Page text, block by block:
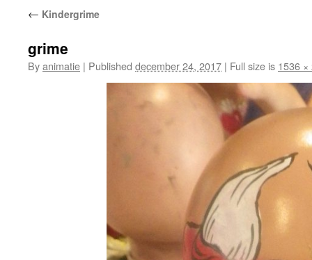
← Kindergrime
grime
Byanimatie | Published december 24, 2017 | Full size is 1536 ×